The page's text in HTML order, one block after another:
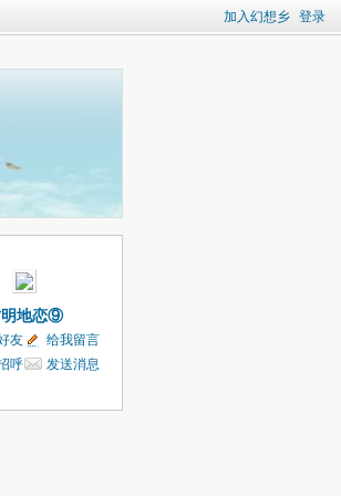
加入幻想乡 登录
地恋⑨
友
给我留言
呼
发送消息